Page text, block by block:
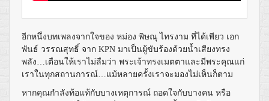
อีกหนึ่งบทเพลงจากใจของ หม่อง พิษณุ ไทรงาม ที่ได้เพียว เอก
พันธ์ วรรณสุทธิ์ จาก KPN มาเป็นผู้ขับร้องด้วยน้ำเสียงทรง
พลัง…เตือนให้เราไม่ลืมว่า พระเจ้าทรงเมตตาและมีพระคุณแก่
เราในทุกสถานการณ์…แม้หลายครั้งเราจะมองไม่เห็นก็ตาม
หากคุณกำลังท้อแท้กับบางเหตุการณ์ ถอดใจกับบางคน หรือ